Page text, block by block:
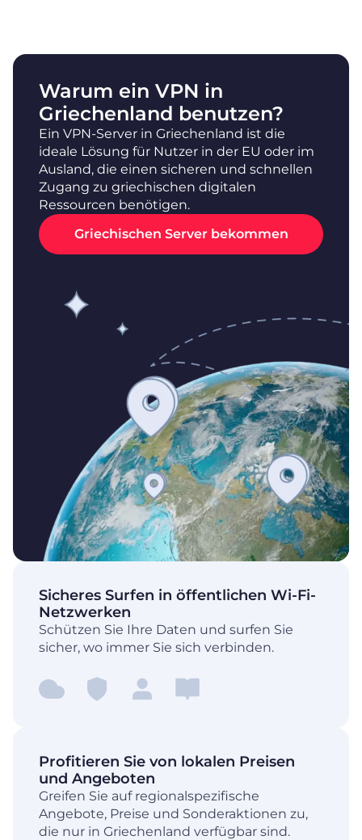
Warum ein VPN in
Griechenland benutzen?
Ein VPN-Server in Griechenland ist die
ideale Lösung für Nutzer in der EU oder im
Ausland, die einen sicheren und schnellen
Zugang zu griechischen digitalen
Ressourcen benötigen.
Griechischen Server bekommen
Sicheres Surfen in öffentlichen Wi-Fi-
Netzwerken
Schützen Sie Ihre Daten und surfen Sie
sicher, wo immer Sie sich verbinden.
Profitieren Sie von lokalen Preisen
und Angeboten
Greifen Sie auf regionalspezifische
Angebote, Preise und Sonderaktionen zu,
die nur in Griechenland verfügbar sind.